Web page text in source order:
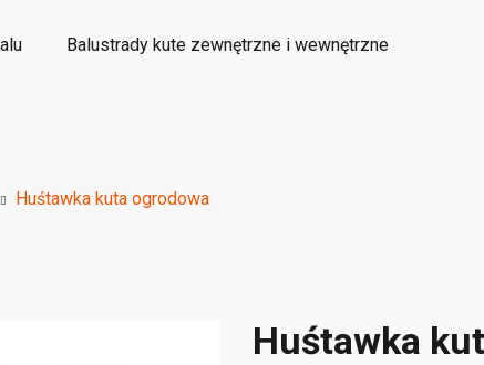
Balustrady kute zewnętrzne i wewnętrzne
Huśtawka kuta ogrodowa
Huśtawka